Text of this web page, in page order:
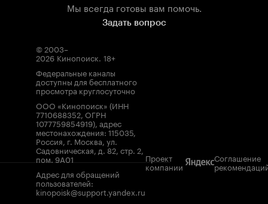
Мы всегда готовы вам помочь.
Задать вопрос
© 2003–
2026 Кинопоиск. 18+
Федеральные каналы
доступны для бесплатного
просмотра круглосуточно
ООО «Кинопоиск» (ИНН
7710688352, ОГРН
1077759854919), адрес
местонахождения: 115035,
Россия, г. Москва, ул.
Садовническая, д. 82, стр. 2,
пом. 9А01
Адрес для обращений
пользователей:
kinopoisk@support.yandex.ru
Проект
компании
Соглашение